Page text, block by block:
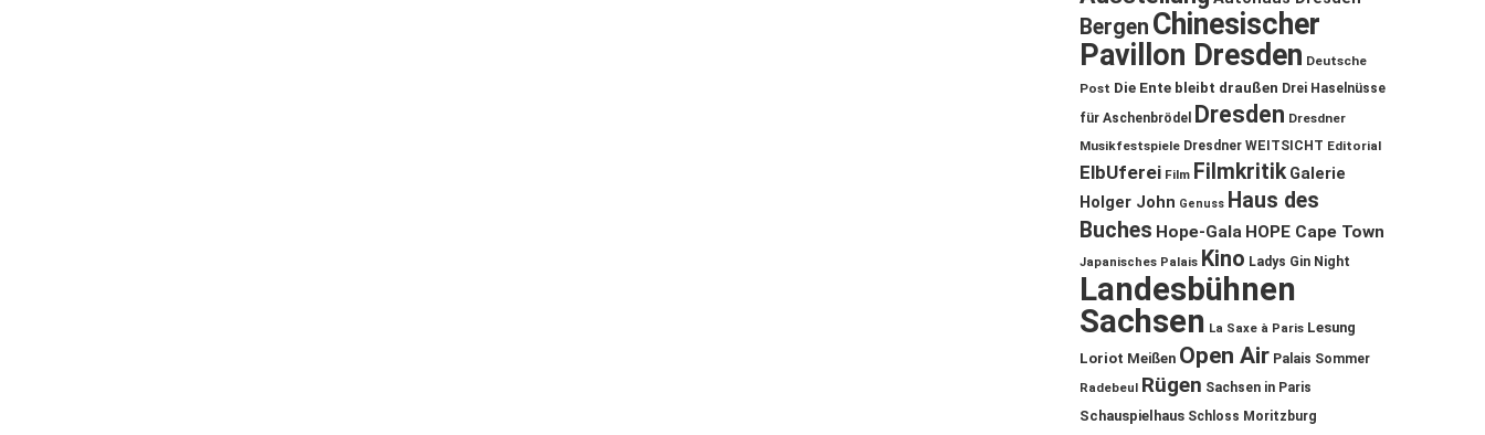
Bergen Chinesischer
Pavillon Dresden Deutsche
Post Die Ente bleibt draußen Drei Haselnüsse
für Aschenbrödel
Dresden Dresdner
Musikfestspiele Dresdner WEITSICHT Editorial
ElbUferei Film Filmkritik Galerie
Holger John Genuss Haus des
Buches Hope-Gala HOPE Cape Town
Japanisches Palais Kino Ladys Gin Night
Landesbühnen
Sachsen La Saxe à Paris Lesung
Loriot Meißen Open Air Palais Sommer
Radebeul Rügen Sachsen in Paris
Schauspielhaus Schloss Moritzburg